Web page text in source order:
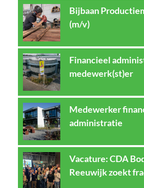
Bijbaan
(m/v)
Financieel
medewerk(st)er
Medewerker
administratie
Vacature: CDA
Reeuwijk zoekt